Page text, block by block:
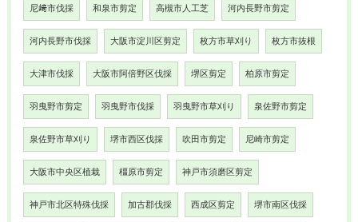
尼﨑市伐採 和泉市剪定 高槻市人工芝 河内長野市剪定
河内長野市伐採 大阪市淀川区剪定 枚方市草刈り 枚方市抜根
大津市伐採 大阪市阿倍野区伐採 堺区剪定 柏原市剪定
羽曳野市剪定 羽曳野市伐採 羽曳野市草刈り 泉佐野市剪定
泉佐野市草刈り 堺市西区伐採 吹田市剪定 尼崎市剪定
大阪市中央区植栽 橿原市剪定 神戸市須磨区剪定
神戸市北区特殊伐採 加古郡伐採 西成区剪定 堺市南区伐採